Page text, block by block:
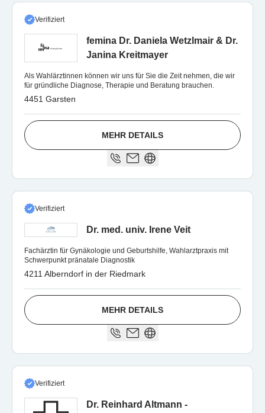
Verifiziert
femina Dr. Daniela Wetzlmair & Dr.
Janina Kreitmayer
Als Wahlärztinnen können wir uns für Sie die Zeit nehmen, die wir
für gründliche Diagnose, Therapie und Beratung brauchen.
4451 Garsten
MEHR DETAILS
Verifiziert
Dr. med. univ. Irene Veit
Fachärztin für Gynäkologie und Geburtshilfe, Wahlarztpraxis mit
Schwerpunkt pränatale Diagnostik
4211 Alberndorf in der Riedmark
MEHR DETAILS
Verifiziert
Dr. Reinhard Altmann -